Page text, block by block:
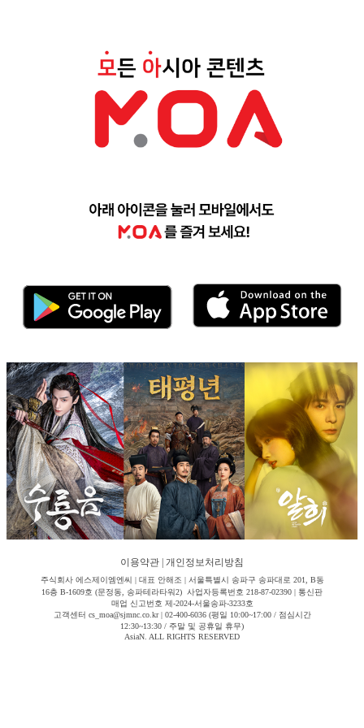
이용약관 개인정보처리방침
주식회사 에스제이엠엔씨 | 대표 안해조 | 서울특별시 송파구 송파대로 201, B동
16층 B-1609호 (문정동, 송파테라타워2) 사업자등록번호 218-87-02390 | 통신판
매업 신고번호 제-2024-서울송파-3233호
고객센터 cs_moa@sjmnc.co.kr | 02-400-6036 (평일 10:00~17:00 / 점심시간
12:30~13:30 / 주말 및 공휴일 휴무)
AsiaN. ALL RIGHTS RESERVED